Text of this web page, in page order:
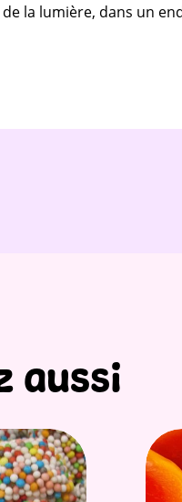
la lumière, dans un
aussi